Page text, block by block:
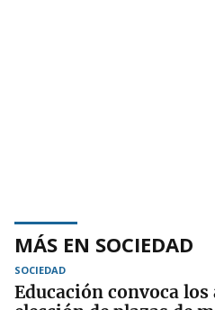
MÁS EN SOCIEDAD
SOCIEDAD
Educación convoca los